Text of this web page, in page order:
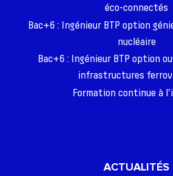
éco-connectés
Bac+6 : Ingénieur BTP option
nucléaire
Bac+6 : Ingénieur BTP option
infrastructures
Formation continue à
ACTUALITÉS